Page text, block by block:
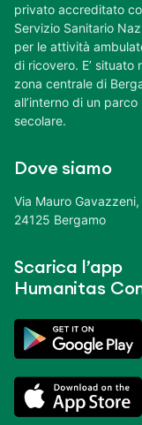
privato accreditato
Servizio Sanitario
per le attività
di ricovero. E’ situato
zona centrale di
all’interno di un parco
secolare.
Dove siamo
Via Mauro Gavazzeni,
24125 Bergamo
Scarica l’app
Humanitas